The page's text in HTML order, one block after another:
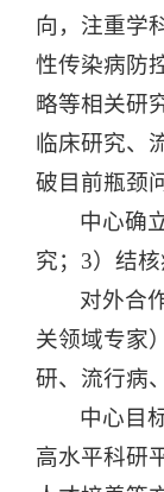
向，注重学
性传染病防
略等相关研
临床研究、
破目前瓶颈
中心确
究；3）结
对外合
关领域专家
研、流行病
中心目
高水平科研